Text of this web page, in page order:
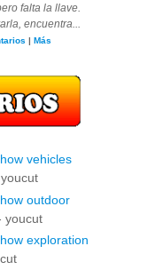
falta la llave.
encuentra...
| Más
vehicles
outdoor
youcut
exploration